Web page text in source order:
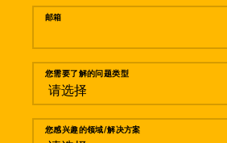
邮箱
您需要了解的问题类型
您感兴趣的领域/解决方案